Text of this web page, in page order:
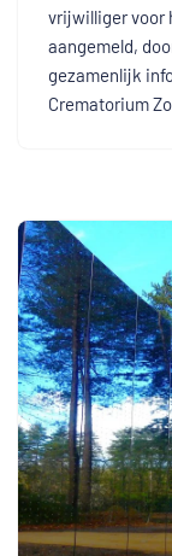
vrijwilliger voor
aangemeld,
gezamenlijk
Crematorium